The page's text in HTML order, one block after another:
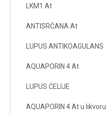
LKM1 At
ANTISRČANA At
LUPUS ANTIKOAGULANS
AQUAPORIN 4 At
LUPUS ĆELIJE
AQUAPORIN 4 At u likvoru